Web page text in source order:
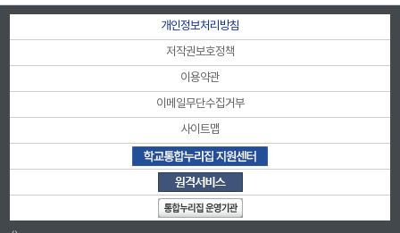
개인정보처리방침
저작권보호정책
이용약관
이메일무단수집거부
사이트맵